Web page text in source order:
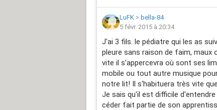
LuFK > bella-84
5 févr. 2015 à 20:34
J'ai 3 fils. le pédiatre qui les as
pleure sans raison de faim, maux
vite il s'appercevra où sont ses
mobile ou tout autre musique
notre lit! Il s'habituera très vite
Je sais qu'il est difficile
céder fait partie de son